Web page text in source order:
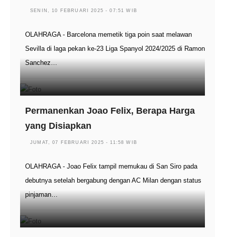
SENIN, 10 FEBRUARI 2025 - 07:51 WIB
OLAHRAGA - Barcelona memetik tiga poin saat melawan
Sevilla di laga pekan ke-23 Liga Spanyol 2024/2025 di Ramon
Sanchez…
Permanenkan Joao Felix, Berapa Harga
yang Disiapkan
JUMAT, 07 FEBRUARI 2025 - 11:58 WIB
OLAHRAGA - Joao Felix tampil memukau di San Siro pada
debutnya setelah bergabung dengan AC Milan dengan status
pinjaman…